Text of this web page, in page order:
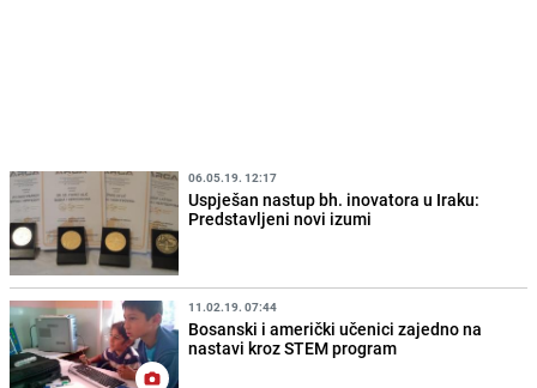
06.05.19. 12:17
Uspješan nastup bh. inovatora u Iraku:
Predstavljeni novi izumi
11.02.19. 07:44
Bosanski i američki učenici zajedno na
nastavi kroz STEM program